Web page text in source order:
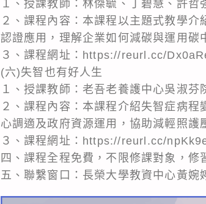
１、授課教師：林傑毓、丁碧慧、許哲
２、課程內容：本課程以主題式教學
認證應用，理解企業如何減碳與運用碳
３、課程網址：https://reurl.cc/
(六)失智也有好人生
１、授課教師：老吾老養護中心吳淑
２、課程內容：本課程介紹失智症病
心調適及政府資源運用，協助減輕照護
３、課程網址：https://reurl.cc/
四、課程全程免費，不限修課對象，
五、聯繫窗口：長榮大學教資中心黃